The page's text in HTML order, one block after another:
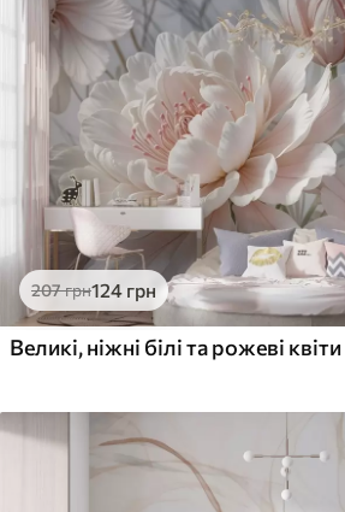
207грн124 грн